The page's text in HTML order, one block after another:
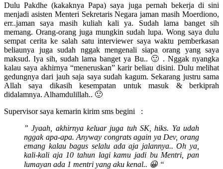
Dulu Pakdhe (kakaknya Papa) saya juga pernah bekerja di sini
menjadi asisten Menteri Sekretaris Negara jaman masih Moerdiono,
err..jaman saya masih kuliah kali ya. Sudah lama banget sih
memang. Orang-orang juga mungkin sudah lupa. Wong saya dulu
sempat cerita ke salah satu interviewer saya waktu pemberkasan
beliaunya juga sudah nggak mengenali siapa orang yang saya
maksud. Iya sih, sudah lama banget ya Bu.. 🙂 . Nggak nyangka
kalau saya akhirnya “meneruskan” karir beliau disini. Dulu melihat
gedungnya dari jauh saja saya sudah kagum. Sekarang justru sama
Allah saya dikasih kesempatan untuk masuk & berkiprah
didalamnya. Alhamdulillah.. 🙂
Supervisor saya kemarin kirim sms begini :
” Jyaah, akhirnya keluar juga tuh SK, hiks. Ya udah
nggak apa-apa. Anyway congrats again ya Dev, orang
emang kalau bagus selalu ada aja jalannya.. Oh ya,
kali-kali aja 10 tahun lagi kamu jadi bu Mentri, pan
lumayan ada 1 mentri yang aku kenal.. 😀 “